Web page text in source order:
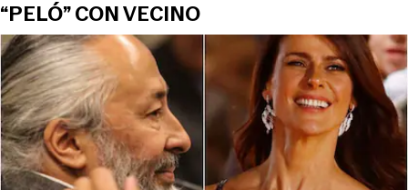
“PELÓ” CON VECINO